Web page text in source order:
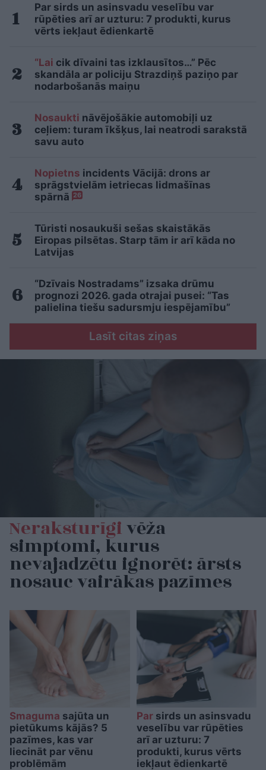
Par sirds un asinsvadu veselību var
rūpēties arī ar uzturu: 7 produkti, kurus
vērts iekļaut ēdienkartē
“Lai cik dīvaini tas izklausītos…” Pēc
skandāla ar policiju Strazdiņš paziņo par
nodarbošanās maiņu
Nosaukti nāvējošākie automobiļi uz
ceļiem: turam īkšķus, lai neatrodi sarakstā
savu auto
Nopietns incidents Vācijā: drons ar
sprāgstvielām ietriecas lidmašīnas
spārnā 26
Tūristi nosaukuši sešas skaistākās
Eiropas pilsētas. Starp tām ir arī kāda no
Latvijas
“Dzīvais Nostradams” izsaka drūmu
prognozi 2026. gada otrajai pusei: “Tas
palielina tiešu sadursmju iespējamību”
Lasīt citas ziņas
Neraksturīgivēža
simptomi, kurus
nevajadzētu ignorēt: ārsts
nosauc vairākas pazīmes
Smaguma sajūta un
pietūkums kājās? 5
pazīmes, kas var
liecināt par vēnu
problēmām
Parsirds un asinsvadu
veselību var rūpēties
arī ar uzturu: 7
produkti, kurus vērts
iekļaut ēdienkartē